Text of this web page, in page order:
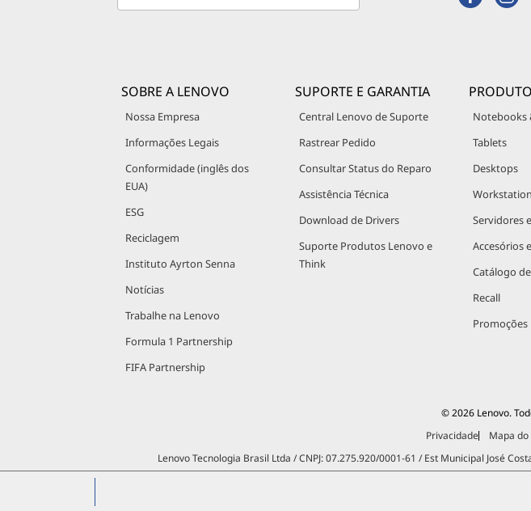
SOBRE A LENOVO
Nossa Empresa
Informações Legais
Conformidade (inglês dos
EUA)
ESG
Reciclagem
Instituto Ayrton Senna
Notícias
Trabalhe na Lenovo
Formula 1 Partnership
FIFA Partnership
SUPORTE E GARANTIA
Central Lenovo de Suporte
Rastrear Pedido
Consultar Status do Reparo
Assistência Técnica
Download de Drivers
Suporte Produtos Lenovo e
Think
Notebooks
Tablets
Desktops
Servidores
Accesórios
Catálogo
Recall
Promoções
© 2026 Lenovo.
Privacidade
Mapa do
Lenovo Tecnologia Brasil Ltda / CNPJ: 07.275.920/0001-61 / Est Municipal José